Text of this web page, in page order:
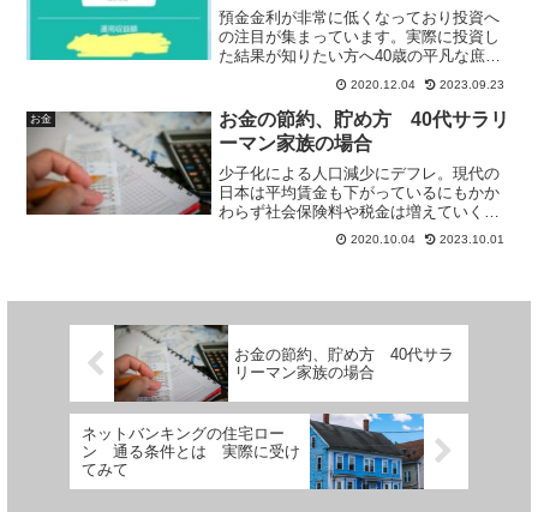
預金金利が非常に低くなっており投資へ
の注目が集まっています。実際に投資し
た結果が知りたい方へ40歳の平凡な庶民
サラリーマンが株式投資を始めて2年経っ
た収益率を公開します。
2020.12.04 2023.09.23
お金
お金の節約、貯め方 40代サラリ
ーマン家族の場合
少子化による人口減少にデフレ。現代の
日本は平均賃金も下がっているにもかか
わらず社会保険料や税金は増えていくば
かり。生活はどんどん苦しくなっていき
ます。40歳庶民サラリーマン妻子3人家族
の考え方について庶民目線で書いていま
す。また本の紹介として『「バビロンの
大富豪」ジョージ・S・クレイソン著』を
紹介しています。
2020.10.04 2023.10.01
お金の節約、貯め方 40代サラ
リーマン家族の場合
ネットバンキングの住宅ロー
ン 通る条件とは 実際に受け
てみて